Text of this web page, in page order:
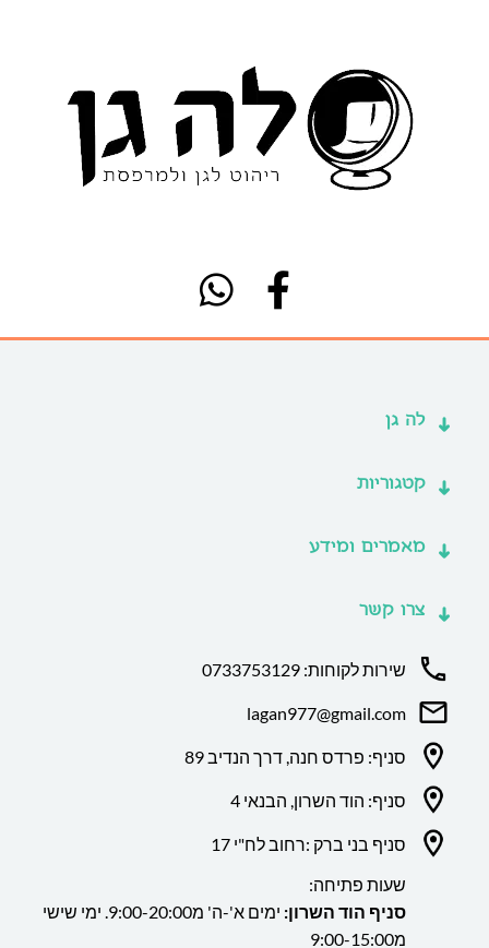
לה גן
קטגוריות
מאמרים ומידע
צרו קשר
שירות לקוחות: 0733753129
lagan977@gmail.com
סניף: פרדס חנה, דרך הנדיב 89
סניף: הוד השרון, הבנאי 4
סניף בני ברק :רחוב לח"י 17
שעות פתיחה:
סניף הוד השרון:
ימים א'-ה' מ9:00-20:00. ימי שישי
מ9:00-15:00